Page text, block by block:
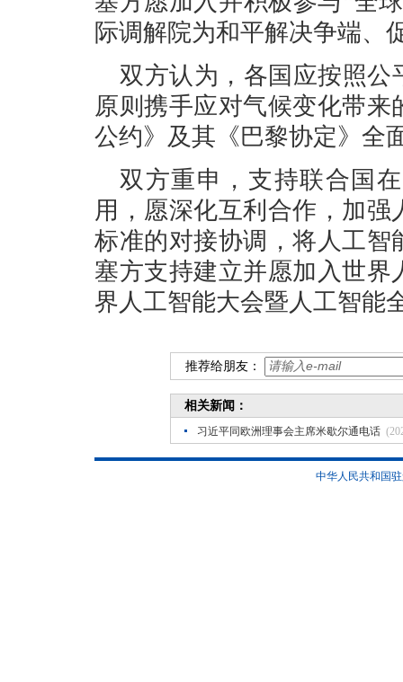
际调解院为和平解决争端、
双方认为，各国应按照公
原则携手应对气候变化带
公约》及其《巴黎协定》全
双方重申，支持联合国
用，愿深化互利合作，加
标准的对接协调，将人工
塞方支持建立并愿加入世
界人工智能大会暨人工智能
推荐给朋友：
相关新闻：
习近平同欧洲理事会主席米歇尔通电话
中华人民共和国